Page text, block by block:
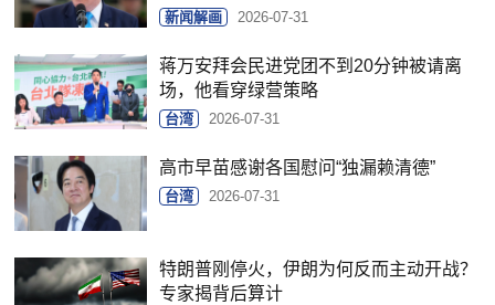
新闻解画 2026-07-31
蒋万安拜会民进党团不到20分钟被请离
场，他看穿绿营策略
台湾 2026-07-31
高市早苗感谢各国慰问“独漏赖清德”
台湾 2026-07-31
特朗普刚停火，伊朗为何反而主动开战？
专家揭背后算计